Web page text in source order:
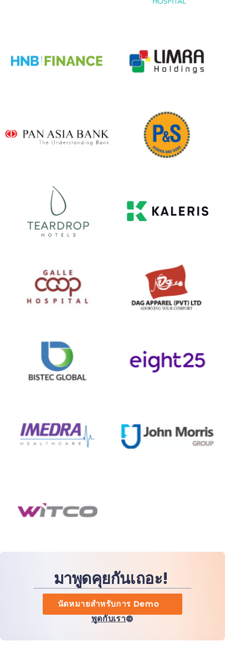
มาพูดคุยกันเถอะ!
นัดหมายสำหรับการ Demo
พูดกับเรา